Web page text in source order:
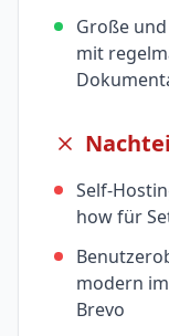
Große
mit
Self-
how für
modern
Brevo